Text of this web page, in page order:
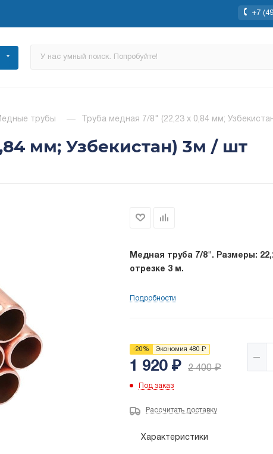
+7
трубы — Труба медная 7/8" (22,23 х 0,84 мм;
мм; Узбекистан) 3м / шт
Медная труба 7/8". Размеры:
отрезке 3 м.
Подробности
-20 % Экономия 480 ₽
1 920₽ 2 400₽
Под заказ
Рассчитать доставку
Характеристики